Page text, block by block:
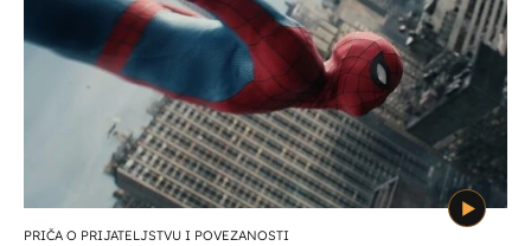
PRIČA O PRIJATELJSTVU I POVEZANOSTI